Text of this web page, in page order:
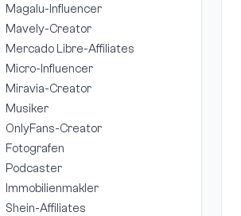
Magalu-Influencer
Mavely-Creator
Mercado Libre-Affiliates
Micro-Influencer
Miravia-Creator
Musiker
OnlyFans-Creator
Fotografen
Podcaster
Immobilienmakler
Shein-Affiliates